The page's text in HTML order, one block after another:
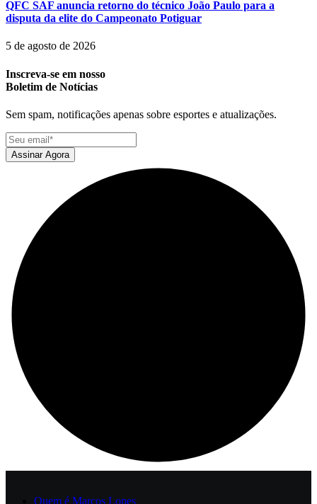
QFC SAF anuncia retorno do técnico João Paulo para a
disputa da elite do Campeonato Potiguar
5 de agosto de 2026
Inscreva-se em nosso
Boletim de Notícias
Sem spam, notificações apenas sobre esportes e atualizações.
Assinar Agora
Quem é Marcos Lopes